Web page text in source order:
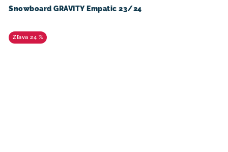
Snowboard GRAVITY Empatic 23/24
24 %